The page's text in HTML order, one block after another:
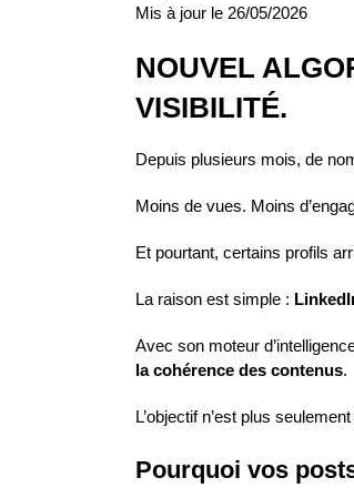
Mis à jour le 26/05/2026
NOUVEL
VISIBILITÉ.
Depuis plusieurs mois, de
Moins de vues. Moins
Et pourtant, certains profils
La raison est simple :
Avec son moteur
la cohérence des contenus.
L’objectif n’est plus
Pourquoi vos